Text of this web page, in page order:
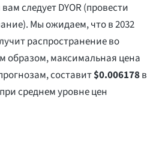
следует DYOR (провести
Мы ожидаем, что в 2032
распространение во
образом, максимальная цена
составит$0.006178в
среднем уровне цен